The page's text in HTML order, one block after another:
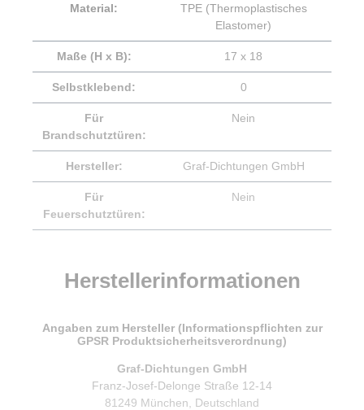
Material:
TPE (Thermoplastisches
Elastomer)
Maße (H x B): 17 x 18
Selbstklebend: 0
Für
Brandschutztüren:
Nein
Hersteller: Graf-Dichtungen GmbH
Für
Feuerschutztüren:
Nein
Herstellerinformationen
Angaben zum Hersteller (Informationspflichten zur
GPSR Produktsicherheitsverordnung)
Graf-Dichtungen GmbH
Franz-Josef-Delonge Straße 12-14
81249 München, Deutschland